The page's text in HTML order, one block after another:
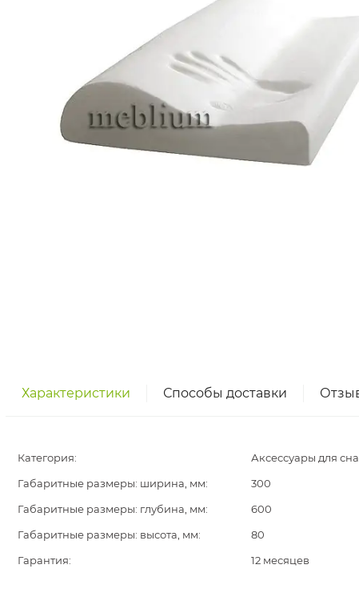
Характеристики Способы доставки
Категория:
Аксессуары для
Габаритные размеры: ширина, мм:
300
Габаритные размеры: глубина, мм:
600
Габаритные размеры: высота, мм:
80
Гарантия:
12 месяцев